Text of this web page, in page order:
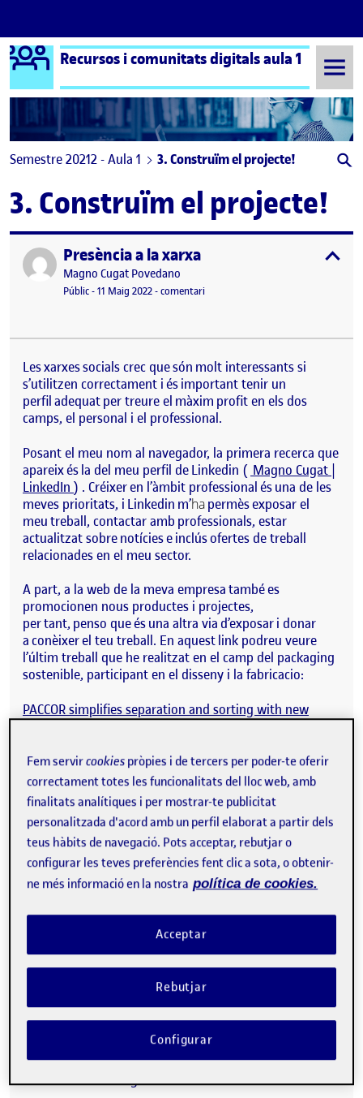
Saltar al contingut
Logo Ágora
Recursos i comunitats digitals aula 1
Semestre 20212 - Aula 1 3. Construïm el projecte!
3. Construïm el projecte!
Publicat perPresència a la xarxa
Publicat per
Magno Cugat Povedano
Visibilitat:
Públic-Data de publicació
11 Maig 202212 maig, 2022 8:20 am
-comentariel Presència a la xarxa
Les xarxes socials crec que són molt interessants si
s’utilitzen correctament i és important tenir un
perfil adequat per treure el màxim profit en els dos
camps, el personal i el professional.
Posant el meu nom al navegador, la primera recerca que
apareix és la del meu perfil deLinkedin ( Magno Cugat |
LinkedIn ) . Créixer en l’àmbit professional és una de les
meves prioritats, i Linkedin m’hapermès exposar el
meu treball, contactar amb professionals, estar
actualitzat sobre notícies e inclús ofertes de treball
relacionades en el meu sector.
A part, a la web de la meva empresa també es
promocionen nous productes i projectes,
per tant, penso que és una altra via d’exposar i donar
a conèixer el teu treball. En aquestlink podreu veure
l’últim treball que he realitzat en el camp del packaging
sostenible, participant en el disseny i la fabricacio:
PACCOR simplifies separation and sorting with new
DuoSmart® easy2zip solution
En l’àmbit personal la xarxa que utilitzo es Facebook,
) i gràcies a aquesta xarxa social he
pogut conèixer molta gent i obtenir molta informació i
casa, etc. Realment Facebook ha estat de
vital importància per al desenvolupament de la meva
nova vida a l’estranger.
Fem servircookies pròpies i de tercers per poder-te oferir
correctament totes les funcionalitats del lloc web, amb
finalitats analítiques i per mostrar-te publicitat
personalitzada d'acord amb un perfil elaborat a partir dels
teus hàbits de navegació. Pots acceptar, rebutjar o
configurar les teves preferències fent clic a sota, o obtenir-
ne més informació en la nostra política de cookies.
Rebutjar
Acceptar
Configurar